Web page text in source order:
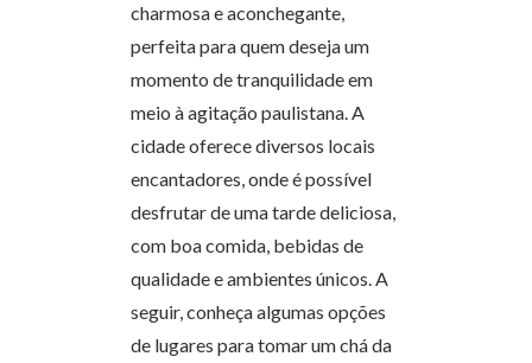
charmosa e aconchegante,
perfeita para quem deseja um
momento de tranquilidade em
meio à agitação paulistana. A
cidade oferece diversos locais
encantadores, onde é possível
desfrutar de uma tarde deliciosa,
com boa comida, bebidas de
qualidade e ambientes únicos. A
seguir, conheça algumas opções
de lugares para tomar um chá da